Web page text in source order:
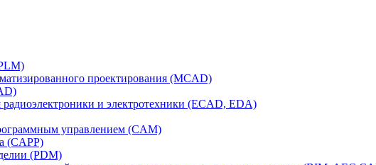
проектирования (MCAD)
радиоэлектроники и электротехники (ECAD, EDA)
управлением (CAM)
(CAPP)
(PDM)